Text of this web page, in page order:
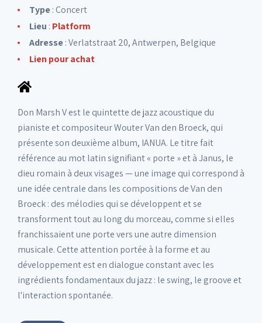
Type: Concert
Lieu : Platform
Adresse: Verlatstraat 20, Antwerpen, Belgique
Lien pour achat
Don Marsh V est le quintette de jazz acoustique du
pianiste et compositeur Wouter Van den Broeck, qui
présente son deuxième album, IANUA. Le titre fait
référence au mot latin signifiant « porte » et à Janus, le
dieu romain à deux visages — une image qui correspond à
une idée centrale dans les compositions de Van den
Broeck : des mélodies qui se développent et se
transforment tout au long du morceau, comme si elles
franchissaient une porte vers une autre dimension
musicale. Cette attention portée à la forme et au
développement est en dialogue constant avec les
ingrédients fondamentaux du jazz : le swing, le groove et
l'interaction spontanée.